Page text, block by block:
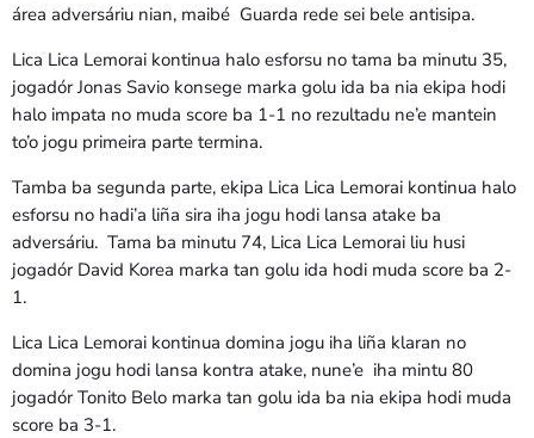
área adversáriu nian, maibé Guarda rede sei bele antisipa.
Lica Lica Lemorai kontinua halo esforsu no tama ba minutu 35,
jogadór Jonas Savio konsege marka golu ida ba nia ekipa hodi
halo impata no muda score ba 1-1 no rezultadu ne’e mantein
to’o jogu primeira parte termina.
Tamba ba segunda parte, ekipa Lica Lica Lemorai kontinua halo
esforsu no hadi’a liña sira iha jogu hodi lansa atake ba
adversáriu. Tama ba minutu 74, Lica Lica Lemorai liu husi
jogadór David Korea marka tan golu ida hodi muda score ba 2-
1.
Lica Lica Lemorai kontinua domina jogu iha liña klaran no
domina jogu hodi lansa kontra atake, nune’e iha mintu 80
jogadór Tonito Belo marka tan golu ida ba nia ekipa hodi muda
score ba 3-1.